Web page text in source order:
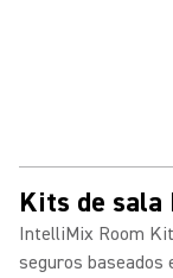
Kits de
IntelliMix Room
seguros baseados